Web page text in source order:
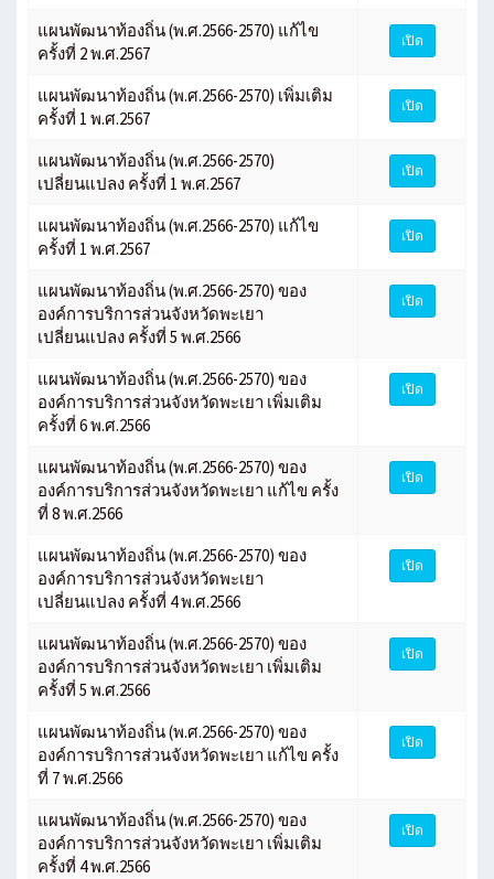
แผนพัฒนาท้องถิ่น (พ.ศ.2566-2570) แก้ไข
ครั้งที่ 2 พ.ศ.2567
เปิด
แผนพัฒนาท้องถิ่น (พ.ศ.2566-2570) เพิ่มเติม
ครั้งที่ 1 พ.ศ.2567
เปิด
แผนพัฒนาท้องถิ่น (พ.ศ.2566-2570)
เปลี่ยนแปลง ครั้งที่ 1 พ.ศ.2567
เปิด
แผนพัฒนาท้องถิ่น (พ.ศ.2566-2570) แก้ไข
ครั้งที่ 1 พ.ศ.2567
เปิด
แผนพัฒนาท้องถิ่น (พ.ศ.2566-2570) ของ
องค์การบริการส่วนจังหวัดพะเยา
เปลี่ยนแปลง ครั้งที่ 5 พ.ศ.2566
เปิด
แผนพัฒนาท้องถิ่น (พ.ศ.2566-2570) ของ
องค์การบริการส่วนจังหวัดพะเยา เพิ่มเติม
ครั้งที่ 6 พ.ศ.2566
เปิด
แผนพัฒนาท้องถิ่น (พ.ศ.2566-2570) ของ
องค์การบริการส่วนจังหวัดพะเยา แก้ไข ครั้ง
ที่ 8 พ.ศ.2566
เปิด
แผนพัฒนาท้องถิ่น (พ.ศ.2566-2570) ของ
องค์การบริการส่วนจังหวัดพะเยา
เปลี่ยนแปลง ครั้งที่ 4 พ.ศ.2566
เปิด
แผนพัฒนาท้องถิ่น (พ.ศ.2566-2570) ของ
องค์การบริการส่วนจังหวัดพะเยา เพิ่มเติม
ครั้งที่ 5 พ.ศ.2566
เปิด
แผนพัฒนาท้องถิ่น (พ.ศ.2566-2570) ของ
องค์การบริการส่วนจังหวัดพะเยา แก้ไข ครั้ง
ที่ 7 พ.ศ.2566
เปิด
แผนพัฒนาท้องถิ่น (พ.ศ.2566-2570) ของ
องค์การบริการส่วนจังหวัดพะเยา เพิ่มเติม
ครั้งที่ 4 พ.ศ.2566
เปิด